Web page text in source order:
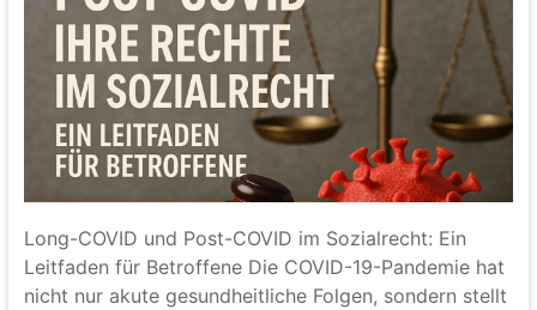
Long-COVID und Post-COVID im Sozialrecht: Ein
Leitfaden für Betroffene Die COVID-19-Pandemie hat
nicht nur akute gesundheitliche Folgen, sondern stellt